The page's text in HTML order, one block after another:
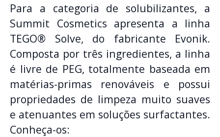
Para a categoria de solubilizantes, a
Summit Cosmetics apresenta a linha
TEGO® Solve, do fabricante Evonik.
Composta por três ingredientes, a linha
é livre de PEG, totalmente baseada em
matérias-primas renováveis e possui
propriedades de limpeza muito suaves
e atenuantes em soluções surfactantes.
Conheça-os: